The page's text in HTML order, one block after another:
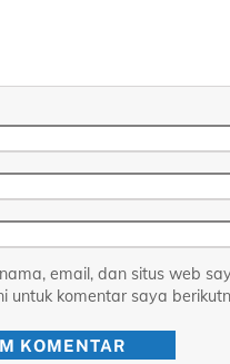
email, dan situs web
untuk komentar saya